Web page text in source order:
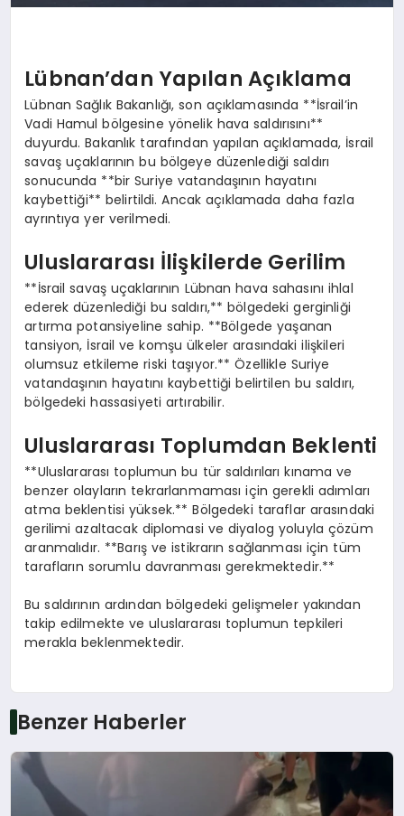
Lübnan’dan Yapılan Açıklama
Lübnan Sağlık Bakanlığı, son açıklamasında **İsrail’in
Vadi Hamul bölgesine yönelik hava saldırısını**
duyurdu. Bakanlık tarafından yapılan açıklamada, İsrail
savaş uçaklarının bu bölgeye düzenlediği saldırı
sonucunda **bir Suriye vatandaşının hayatını
kaybettiği** belirtildi. Ancak açıklamada daha fazla
ayrıntıya yer verilmedi.
Uluslararası İlişkilerde Gerilim
**İsrail savaş uçaklarının Lübnan hava sahasını ihlal
ederek düzenlediği bu saldırı,** bölgedeki gerginliği
artırma potansiyeline sahip. **Bölgede yaşanan
tansiyon, İsrail ve komşu ülkeler arasındaki ilişkileri
olumsuz etkileme riski taşıyor.** Özellikle Suriye
vatandaşının hayatını kaybettiği belirtilen bu saldırı,
bölgedeki hassasiyeti artırabilir.
Uluslararası Toplumdan Beklenti
**Uluslararası toplumun bu tür saldırıları kınama ve
benzer olayların tekrarlanmaması için gerekli adımları
atma beklentisi yüksek.** Bölgedeki taraflar arasındaki
gerilimi azaltacak diplomasi ve diyalog yoluyla çözüm
aranmalıdır. **Barış ve istikrarın sağlanması için tüm
tarafların sorumlu davranması gerekmektedir.**
Bu saldırının ardından bölgedeki gelişmeler yakından
takip edilmekte ve uluslararası toplumun tepkileri
merakla beklenmektedir.
Benzer Haberler